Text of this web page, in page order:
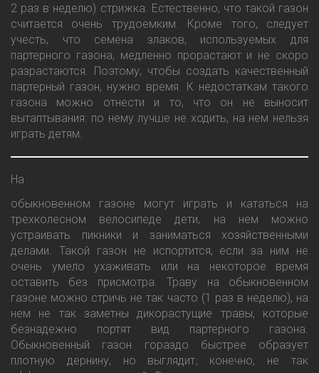
2 раз в неделю) стрижка. Естественно, что такой газон
считается очень трудоемким. Кроме того, следует
учесть, что семена злаков, используемых для
партерного газона, медленно прорастают и не скоро
разрастаются. Поэтому, чтобы создать качественный
партерный газон, нужно время. К недостаткам такого
газона можно отнести и то, что он не выносит
вытаптывания: по нему лучше не ходить, на нем нельзя
играть детям.
На
обыкновенном газоне могут играть и кататься на
трехколесном велосипеде дети, на нем можно
устраивать пикники и заниматься хозяйственными
делами. Такой газон не испортится, если за ним не
очень умело ухаживать или на некоторое время
оставить без присмотра. Траву на обыкновенном
газоне можно стричь не так часто (1 раз в неделю), на
нем не так заметны дикорастущие травы, которые
безнадежно портят вид партерного газона.
Обыкновенный газон гораздо быстрее образует
плотную дернину, но выглядит, конечно, не так